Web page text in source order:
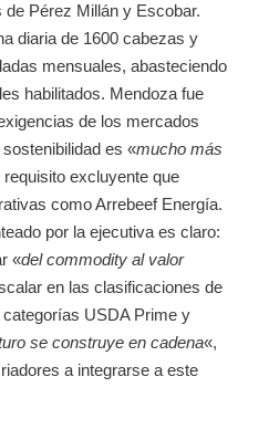
Pérez Millán y Escobar.
diaria de 1600 cabezas y
mensuales, abasteciendo
habilitados. Mendoza fue
de los mercados
es «mucho más
excluyente que
como Arrebeef Energía.
por la ejecutiva es claro:
«del commodity al valor
en las clasificaciones de
USDA Prime y
se construye en cadena«,
a integrarse a este